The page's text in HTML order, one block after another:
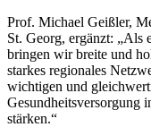
Prof. Michael Geißler,
St. Georg, ergänzt: „Als
bringen wir breite und
starkes regionales
wichtigen und
Gesundheitsversorgung
stärken.“